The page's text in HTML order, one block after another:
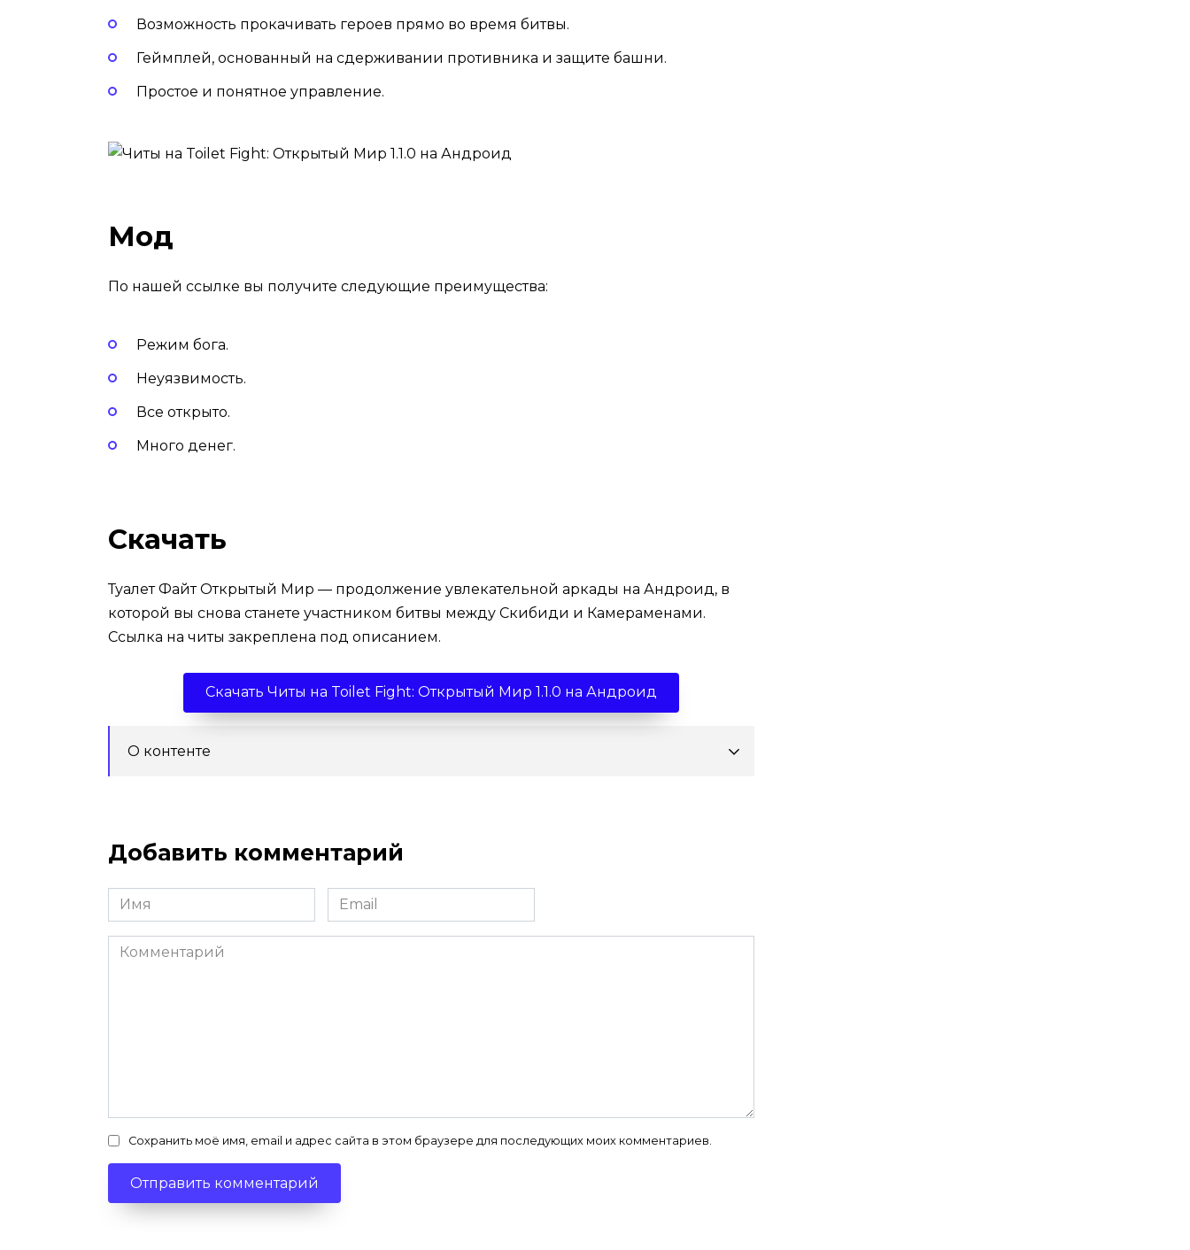
Возможность прокачивать героев прямо во время битвы.
Геймплей, основанный на сдерживании противника и защите башни.
Простое и понятное управление.
Мод
По нашей ссылке вы получите следующие преимущества:
Режим бога.
Неуязвимость.
Все открыто.
Много денег.
Скачать
Туалет Файт Открытый Мир — продолжение увлекательной аркады на Андроид, в
которой вы снова станете участником битвы между Скибиди и Камераменами.
Ссылка на читы закреплена под описанием.
Скачать Читы на Toilet Fight: Открытый Мир 1.1.0 на Андроид
О контенте
Добавить комментарий
Имя
*
Email
*
Комментарий
Сохранить моё имя, email и адрес сайта в этом браузере для последующих моих комментариев.